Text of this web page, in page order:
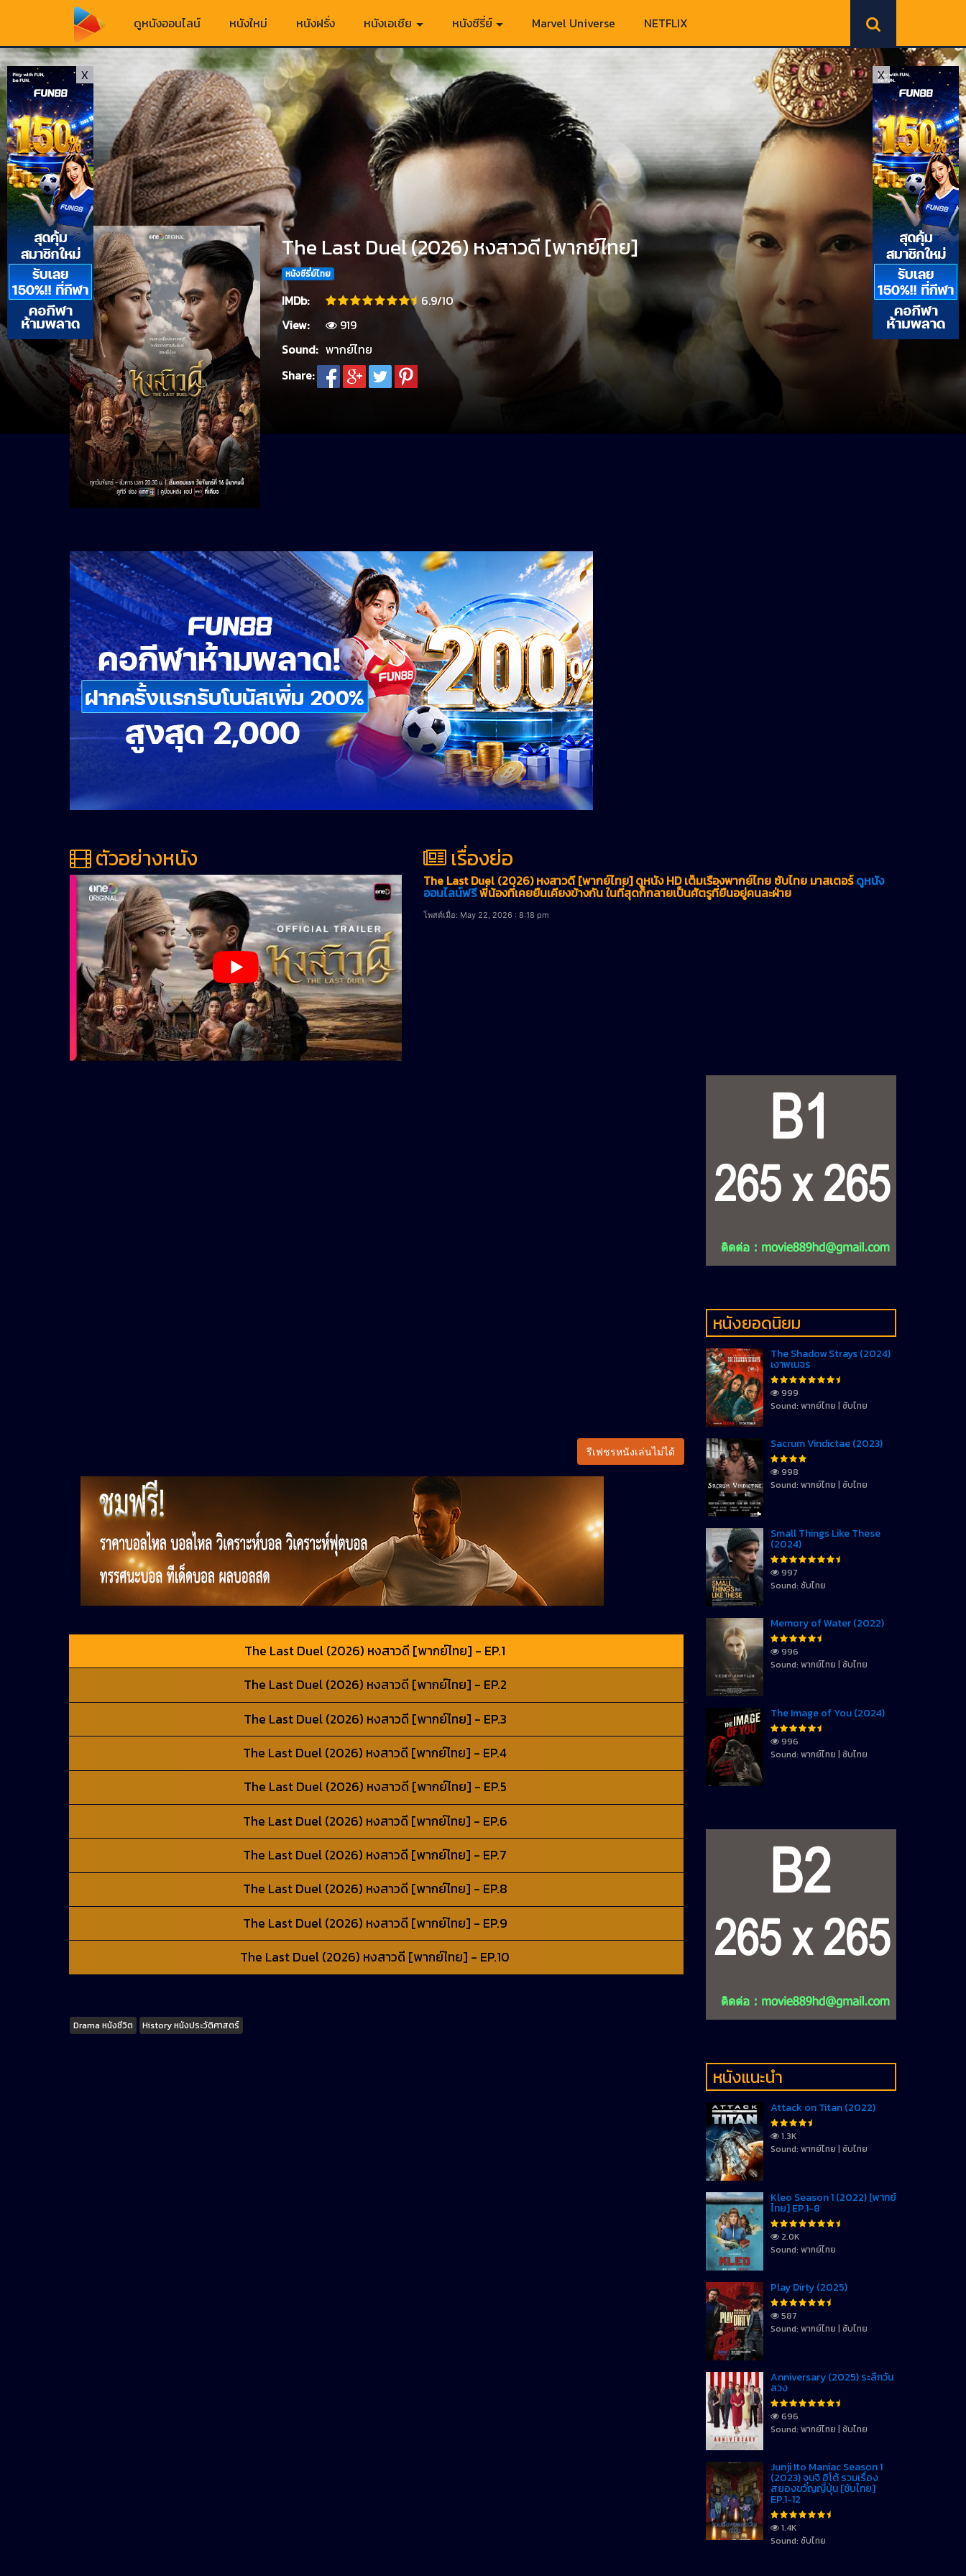
ดูหนังออนไลน์ หนังใหม่ หนังฝรั่ง หนังเอเชีย หนังซีรี่ย์ Marvel Universe NETFLIX
The Last Duel (2026) หงสาวดี [พากย์ไทย]
หนังซีรี่ย์ไทย
IMDb:
6.9/10
View:
919
Sound: พากย์ไทย
Share:
ตัวอย่างหนัง เรื่องย่อ
The Last Duel (2026) หงสาวดี [พากย์ไทย] ดูหนัง HD เต็มเรื่องพากย์ไทย ซับไทย มาสเตอร์ดูหนัง
ออนไลน์ฟรีพี่น้องที่เคยยืนเคียงข้างกัน ในที่สุดก็กลายเป็นศัตรูที่ยืนอยู่คนละฝ่าย
โพสต์เมื่อ: May 22, 2026 : 8:18 pm
รีเฟชรหนังเล่นไม่ได้
The Last Duel (2026) หงสาวดี [พากย์ไทย] - EP.1
The Last Duel (2026) หงสาวดี [พากย์ไทย] - EP.2
The Last Duel (2026) หงสาวดี [พากย์ไทย] - EP.3
The Last Duel (2026) หงสาวดี [พากย์ไทย] - EP.4
The Last Duel (2026) หงสาวดี [พากย์ไทย] - EP.5
The Last Duel (2026) หงสาวดี [พากย์ไทย] - EP.6
The Last Duel (2026) หงสาวดี [พากย์ไทย] - EP.7
The Last Duel (2026) หงสาวดี [พากย์ไทย] - EP.8
The Last Duel (2026) หงสาวดี [พากย์ไทย] - EP.9
The Last Duel (2026) หงสาวดี [พากย์ไทย] - EP.10
Tags
Drama หนังชีวิต History หนังประวัติศาสตร์
หนังยอดนิยม
The Shadow Strays (2024)
เงาพเนจร
999
Sound: พากย์ไทย | ซับไทย
Sacrum Vindictae (2023)
998
Sound: พากย์ไทย | ซับไทย
Small Things Like These
(2024)
997
Sound: ซับไทย
Memory of Water (2022)
996
Sound: พากย์ไทย | ซับไทย
The Image of You (2024)
996
Sound: พากย์ไทย | ซับไทย
หนังแนะนำ
Attack on Titan (2022)
1.3K
Sound: พากย์ไทย | ซับไทย
Kleo Season 1 (2022) [พากย์
ไทย] EP.1-8
2.0K
Sound: พากย์ไทย
Play Dirty (2025)
587
Sound: พากย์ไทย | ซับไทย
Anniversary (2025) ระลึกวัน
ลวง
696
Sound: พากย์ไทย | ซับไทย
Junji Ito Maniac Season 1
(2023) จุนจิ อิโต้ รวมเรื่อง
สยองขวัญญี่ปุ่น [ซับไทย]
EP.1-12
1.4K
Sound: ซับไทย
X X